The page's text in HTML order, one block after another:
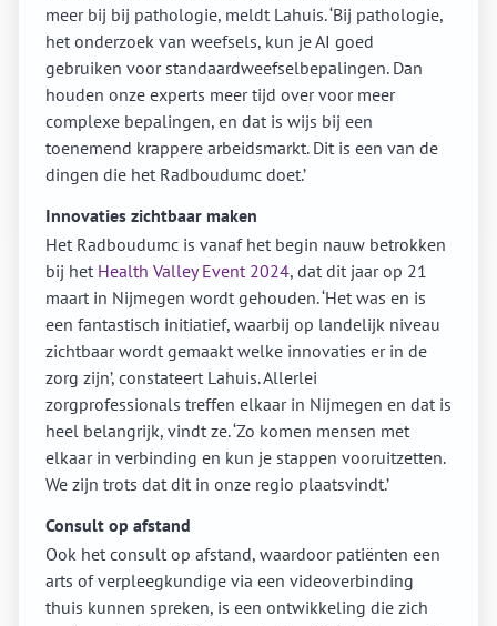
meer bij bij pathologie, meldt Lahuis. ‘Bij pathologie,
het onderzoek van weefsels, kun je AI goed
gebruiken voor standaardweefselbepalingen. Dan
houden onze experts meer tijd over voor meer
complexe bepalingen, en dat is wijs bij een
toenemend krappere arbeidsmarkt. Dit is een van de
dingen die het Radboudumc doet.’
Innovaties zichtbaar maken
Het Radboudumc is vanaf het begin nauw betrokken
bij het Health Valley Event 2024, dat dit jaar op 21
maart in Nijmegen wordt gehouden. ‘Het was en is
een fantastisch initiatief, waarbij op landelijk niveau
zichtbaar wordt gemaakt welke innovaties er in de
zorg zijn’, constateert Lahuis. Allerlei
zorgprofessionals treffen elkaar in Nijmegen en dat is
heel belangrijk, vindt ze. ‘Zo komen mensen met
elkaar in verbinding en kun je stappen vooruitzetten.
We zijn trots dat dit in onze regio plaatsvindt.’
Consult op afstand
Ook het consult op afstand, waardoor patiënten een
arts of verpleegkundige via een videoverbinding
thuis kunnen spreken, is een ontwikkeling die zich